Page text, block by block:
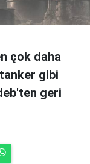
çok daha
gibi
geri